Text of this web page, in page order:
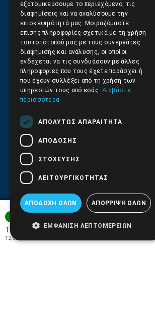
Τιμή: 14,90€
12,02€
Γεωργίου Κρέμου 13-17, Καλλιθέα,
Αθήνα, Ελλάδα
210.9566.401(11.30-17.00)
210.9566.402
Email:info@pds.com.gr
Εξυπηρέτηση Κοινού Δευτέρα έως
Αρ. ΓΕΜΗ 6204101000 | Αρ.
εξατομικεύσουμε το περιεχόμενο, τις
διαφημίσεις και να αναλύσουμε την
επισκεψιμότητά μας. Μοιραζόμαστε
επίσης πληροφορίες σχετικά με τη χρήση
του ιστότοπού μας με τους συνεργάτες
διαφήμισης και ανάλυσης, οι οποίοι
ενδέχεται να τις συνδυάσουν με άλλες
πληροφορίες που τους έχετε παράσχει ή
που έχουν συλλέξει από τη χρήση των
υπηρεσιών τους από εσάς. Διαβάστε
περισσότερα
ΑΠΟΛΎΤΩΣ ΑΠΑΡΑΊΤΗΤΑ
ΑΠΌΔΟΣΗΣ
ΣΤΌΧΕΥΣΗΣ
ΛΕΙΤΟΥΡΓΙΚΌΤΗΤΑΣ
ΑΠΟΔΟΧΉ ΌΛΩΝ ΑΠΌΡΡΙΨΗ ΌΛΩΝ
ΕΜΦΆΝΙΣΗ ΛΕΠΤΟΜΕΡΕΙΏΝ